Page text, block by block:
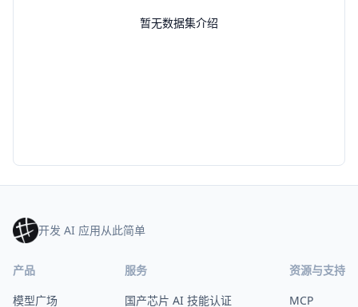
暂无数据集介绍
开发 AI 应用从此简单
产品
模型广场
服务
国产芯片 AI 技能认证
资源与支持
MCP